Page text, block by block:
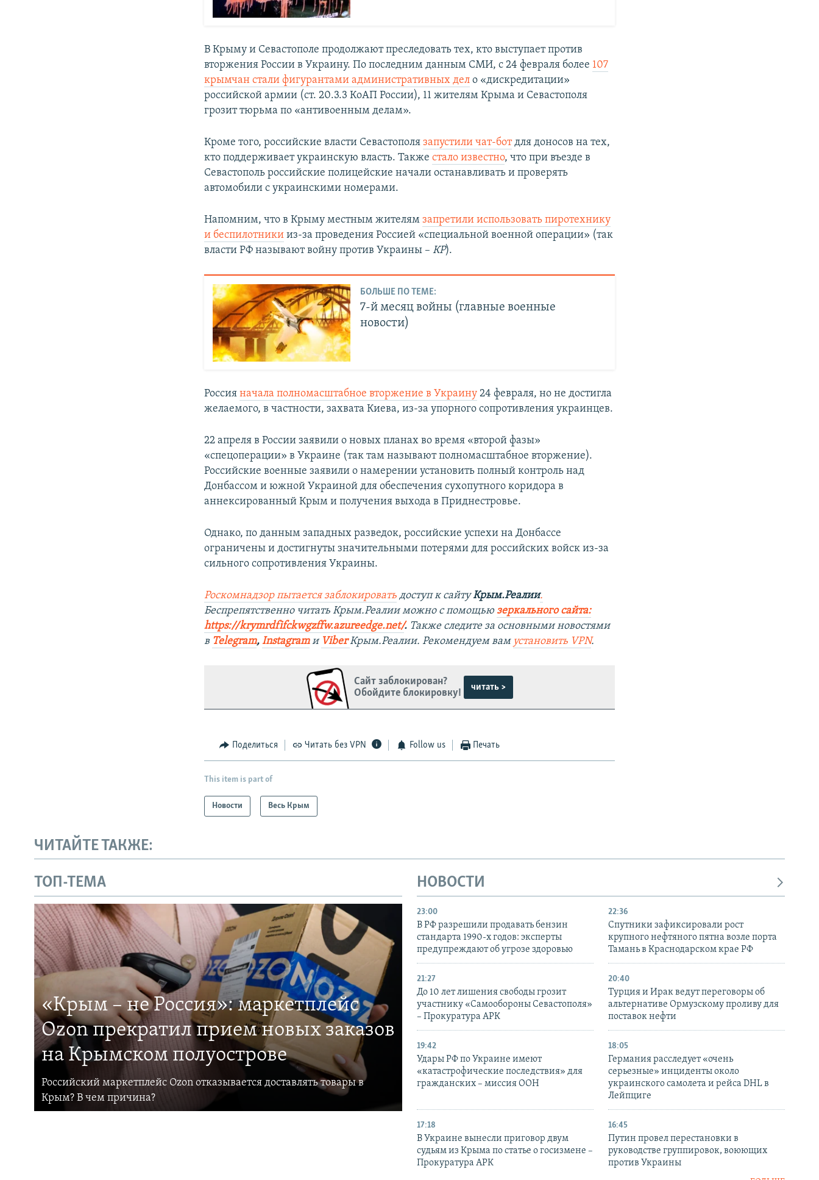
В Крыму и Севастополе продолжают преследовать тех, кто выступает против
вторжения России в Украину. По последним данным СМИ, с 24 февраля более 107
крымчан стали фигурантами административных дел о «дискредитации»
российской армии (ст. 20.3.3 КоАП России), 11 жителям Крыма и Севастополя
грозит тюрьма по «антивоенным делам».
Кроме того, российские власти Севастополязапустили чат-ботдля доносов на тех,
кто поддерживает украинскую власть. Такжестало известно, что при въезде в
Севастополь российские полицейские начали останавливать и проверять
автомобили с украинскими номерами.
Напомним, что в Крыму местным жителямзапретили использовать пиротехнику
и беспилотники из-за проведения Россией «специальной военной операции» (так
власти РФ называют войну против Украины –КР).
БОЛЬШЕ ПО ТЕМЕ:
7-й месяц войны (главные военные
новости)
Россияначала полномасштабное вторжение в Украину 24 февраля, но не достигла
желаемого, в частности, захвата Киева, из-за упорного сопротивления украинцев.
22 апреля в России заявили о новых планах во время «второй фазы»
«спецоперации» в Украине (так там называют полномасштабное вторжение).
Российские военные заявили о намерении установить полный контроль над
Донбассом и южной Украиной для обеспечения сухопутного коридора в
аннексированный Крым и получения выхода в Приднестровье.
Однако, по данным западных разведок, российские успехи на Донбассе
ограничены и достигнуты значительными потерями для российских войск из-за
сильного сопротивления Украины.
Роскомнадзор пытается заблокировать доступ к сайтуКрым.Реалии.
Беспрепятственно читать Крым.Реалии можно с помощьюзеркального сайта:
https://krymrdfifckwgzffw.azureedge.net/. ​ Также следите за основными новостями
в Telegram, Instagram и ViberКрым.Реалии. Рекомендуем вам установить VPN.
Сайт заблокирован?
Обойдите блокировку!
читать >
Поделиться Читать без VPN Follow us Печать
This item is part of
Новости Весь Крым
ЧИТАЙТЕ ТАКЖЕ:
ТОП-ТЕМА
«Крым – не Россия»: маркетплейс
Ozon прекратил прием новых заказов
на Крымском полуострове
Российский маркетплейс Ozon отказывается доставлять товары в
Крым? В чем причина?
НОВОСТИ
23:00
В РФ разрешили продавать бензин
стандарта 1990-х годов: эксперты
предупреждают об угрозе здоровью
22:36
Спутники зафиксировали рост
крупного нефтяного пятна возле порта
Тамань в Краснодарском крае РФ
21:27
До 10 лет лишения свободы грозит
участнику «Самообороны Севастополя»
– Прокуратура АРК
20:40
Турция и Ирак ведут переговоры об
альтернативе Ормузскому проливу для
поставок нефти
19:42
Удары РФ по Украине имеют
«катастрофические последствия» для
гражданских – миссия ООН
18:05
Германия расследует «очень
серьезные» инциденты около
украинского самолета и рейса DHL в
Лейпциге
17:18
В Украине вынесли приговор двум
судьям из Крыма по статье о госизмене –
Прокуратура АРК
16:45
Путин провел перестановки в
руководстве группировок, воюющих
против Украины